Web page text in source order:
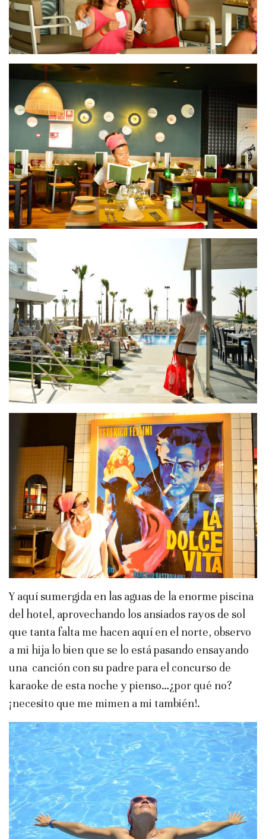
Y aquí sumergida en las aguas de la enorme piscina
del hotel, aprovechando los ansiados rayos de sol
que tanta falta me hacen aquí en el norte, observo
a mi hija lo bien que se lo está pasando ensayando
una canción con su padre para el concurso de
karaoke de esta noche y pienso…¿por qué no?
¡necesito que me mimen a mi también!.